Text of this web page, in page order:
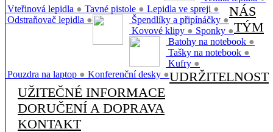
Vteřinová lepidla ● Tavné pistole ● Lepidla ve spreji ●
Odstraňovač lepidla ● Špendlíky a připínáčky ●
Kovové klipy ● Sponky ●
Batohy na notebook ●
Tašky na notebook ●
Kufry ●
Pouzdra na laptop ● Konferenční desky ●
NÁS
TÝM
UDRŽITELNOST
UŽITEČNÉ INFORMACE
DORUČENÍ A DOPRAVA
KONTAKT